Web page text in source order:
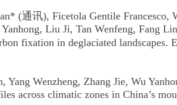
(通讯), Ficetola Gentile Francesco,
Liu Ji, Tan Wenfeng, Fang
fixation in deglaciated
Yang Wenzheng, Zhang Jie, Wu
across climatic zones in China’s